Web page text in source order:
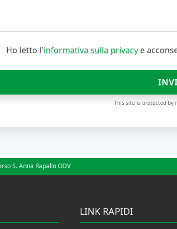
Ho letto l'informativa sulla privacy e
This site is protected by
S. Anna Rapallo ODV
LINK RAPIDI